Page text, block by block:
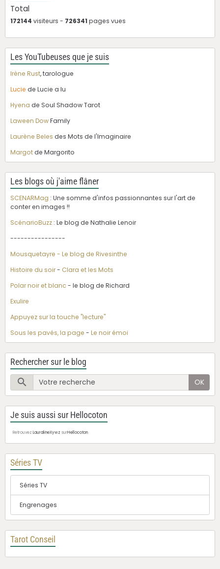
Total
172144 visiteurs - 726341pages vues
Les YouTubeuses que je suis
Irène Rust, tarologue
Lucie de Lucie a lu
Hyena de Soul Shadow Tarot
Laween DowFamily
Laurène Beles des Mots de l'Imaginaire
Margotde Margorito
Les blogs où j'aime flâner
SCENARMag : Une somme d'infos passionnantes sur l'art de
conter en images !!
ScénarioBuzz : Le blog de Nathalie Lenoir
----------------
Mousquetayre - Le blog de Rivesinthe
Histoire du soir- Clara et les Mots
Polar noir et blanc - le blog de Richard
Exulire
Appuyez sur la touche "lecture"
Sous les pavés, la page - Le noir émoi
Rechercher sur le blog
OK
Je suis aussi sur Hellocoton
Retrouvez LauralineXywz surHellocoton
Séries TV
Séries TV
Engrenages
Tarot Conseil